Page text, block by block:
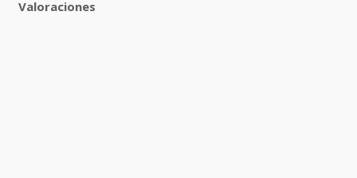
Valoraciones